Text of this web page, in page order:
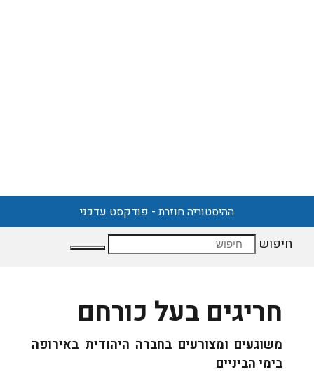
ההיסטוריה חוזרת - פודקסט עדכני
חיפוש
חריגים בעל כורחם
משוגעים ומצורעים בחברה היהודית באירופה
בימי הביניים